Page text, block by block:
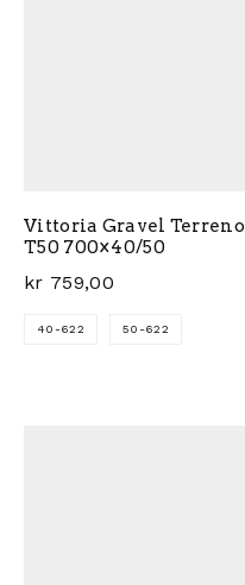
Vittoria Gravel Terreno
T50 700×40/50
kr 759,00
40-622 50-622